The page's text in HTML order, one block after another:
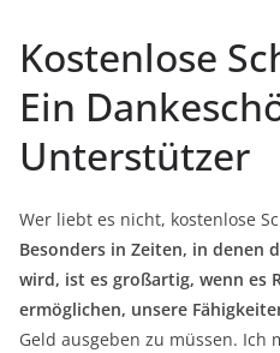
Kostenlose
Ein
Unterstützer
Wer liebt es nicht, kostenlose
Besonders in Zeiten, in denen
wird, ist es großartig, wenn es
ermöglichen, unsere
Geld ausgeben zu müssen. Ich